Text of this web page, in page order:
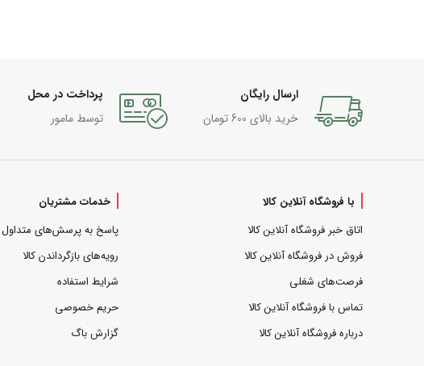
ارسال رایگان
خرید بالای 600 تومان
پرداخت در محل
توسط مامور
با فروشگاه آنلاین کالا
اتاق خبر فروشگاه آنلاین کالا
فروش در فروشگاه آنلاین کالا
فرصت‌های شغلی
تماس با فروشگاه آنلاین کالا
درباره فروشگاه آنلاین کالا
خدمات مشتریان
پاسخ به پرسش‌های متداول
رویه‌های بازگرداندن کالا
شرایط استفاده
حریم خصوصی
گزارش باگ